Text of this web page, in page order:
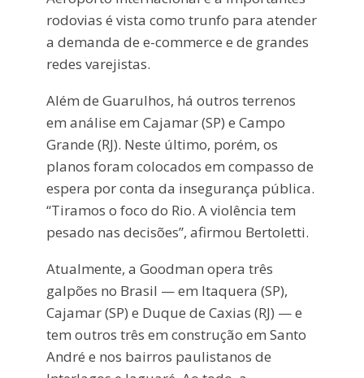
rodovias é vista como trunfo para atender
a demanda de e-commerce e de grandes
redes varejistas.
Além de Guarulhos, há outros terrenos
em análise em Cajamar (SP) e Campo
Grande (RJ). Neste último, porém, os
planos foram colocados em compasso de
espera por conta da insegurança pública.
“Tiramos o foco do Rio. A violência tem
pesado nas decisões”, afirmou Bertoletti.
Atualmente, a Goodman opera três
galpões no Brasil — em Itaquera (SP),
Cajamar (SP) e Duque de Caxias (RJ) — e
tem outros três em construção em Santo
André e nos bairros paulistanos de